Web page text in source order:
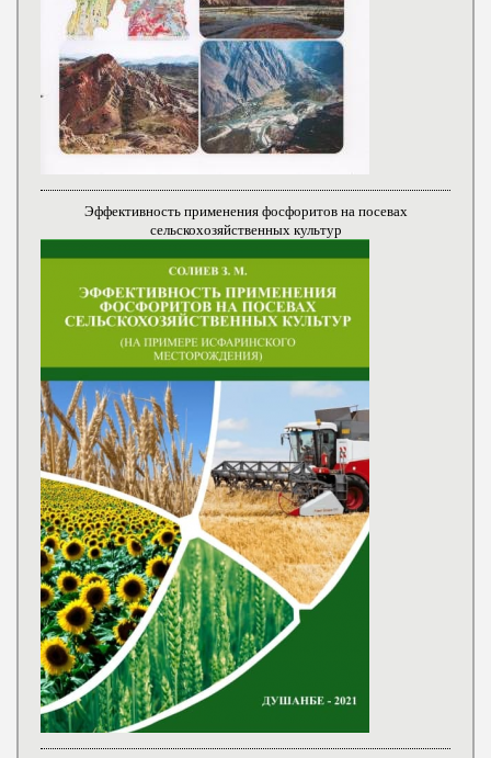
Эффективность применения фосфоритов на посевах
сельскохозяйственных культур